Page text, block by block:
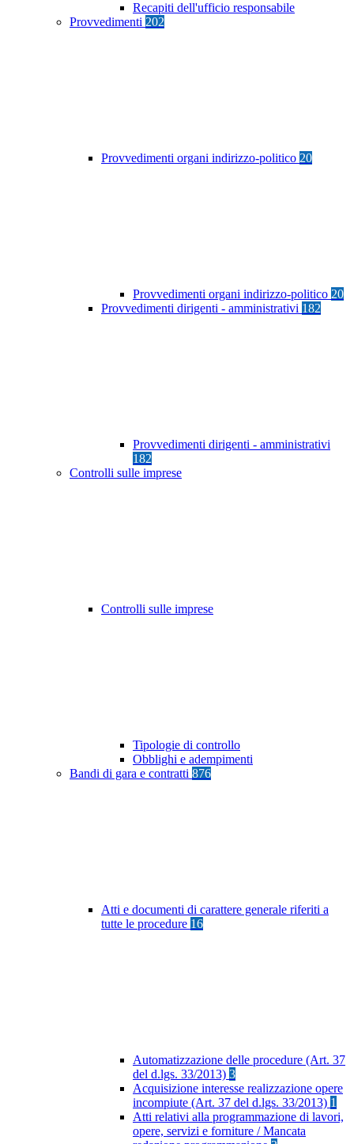
Recapiti dell'ufficio responsabile
Provvedimenti 202
Provvedimenti organi indirizzo-politico 20
Provvedimenti organi indirizzo-politico 20
Provvedimenti dirigenti - amministrativi 182
Provvedimenti dirigenti - amministrativi
182
Controlli sulle imprese
Controlli sulle imprese
Tipologie di controllo
Obblighi e adempimenti
Bandi di gara e contratti 876
Atti e documenti di carattere generale riferiti a
tutte le procedure 16
Automatizzazione delle procedure (Art. 37
del d.lgs. 33/2013) 3
Acquisizione interesse realizzazione opere
incompiute (Art. 37 del d.lgs. 33/2013) 1
Atti relativi alla programmazione di lavori,
opere, servizi e forniture / Mancata